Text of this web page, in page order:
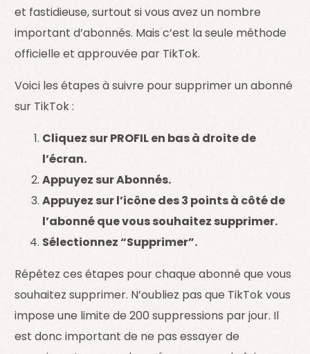
et fastidieuse, surtout si vous avez un nombre
important d’abonnés. Mais c’est la seule méthode
officielle et approuvée par TikTok.
Voici les étapes à suivre pour supprimer un abonné
sur TikTok :
Cliquez sur PROFIL en bas à droite de
l’écran.
Appuyez sur Abonnés.
Appuyez sur l’icône des 3 points à côté de
l’abonné que vous souhaitez supprimer.
Sélectionnez “Supprimer”.
Répétez ces étapes pour chaque abonné que vous
souhaitez supprimer. N’oubliez pas que TikTok vous
impose une limite de 200 suppressions par jour. Il
est donc important de ne pas essayer de